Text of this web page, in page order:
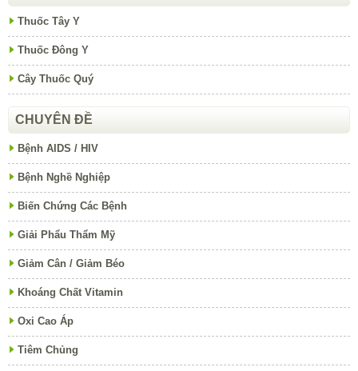
Thuốc Tây Y
Thuốc Đông Y
Cây Thuốc Quý
CHUYÊN ĐỀ
Bệnh AIDS / HIV
Bệnh Nghề Nghiệp
Biến Chứng Các Bệnh
Giải Phẩu Thẩm Mỹ
Giảm Cân / Giảm Béo
Khoáng Chất Vitamin
Oxi Cao Áp
Tiêm Chủng